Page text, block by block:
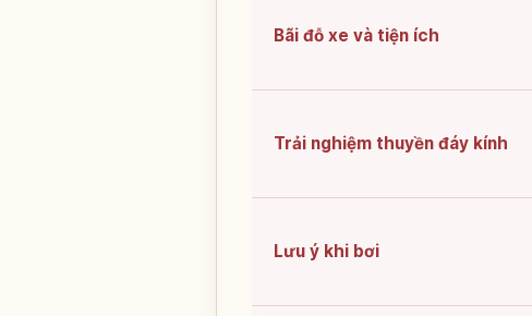
Bãi đỗ xe và tiện ích
Trải nghiệm thuyền đáy kính
Lưu ý khi bơi